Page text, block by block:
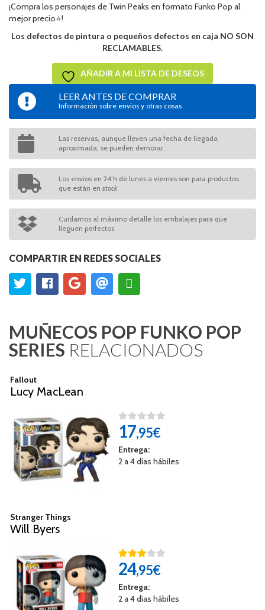
¡Compra los personajes de Twin Peaks en formato Funko Pop al
mejor precio⭐!
Los defectos de pintura o pequeños defectos en caja NO SON
RECLAMABLES.
AÑADIR A MI LISTA DE DESEOS
LEER ANTES DE COMPRAR
Información sobre envíos y otras cosas
Las reservas, aunque lleven una fecha de llegada
aproximada, se pueden demorar.
Los envios en 24 h de lunes a viernes son para productos
que están en stock
Cuidamos al máximo detalle los embalajes para que
lleguen perfectos
COMPARTIR EN REDES SOCIALES
MUÑECOS POP FUNKO POP
SERIES RELACIONADOS
Fallout
Lucy MacLean
17,95€
Entrega:
2 a 4 días hábiles
Stranger Things
Will Byers
24,95€
Entrega:
2 a 4 días hábiles